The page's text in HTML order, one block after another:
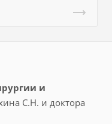
и
С.Н. и доктора